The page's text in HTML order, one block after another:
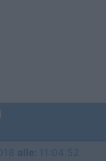
alle: 11:04:52